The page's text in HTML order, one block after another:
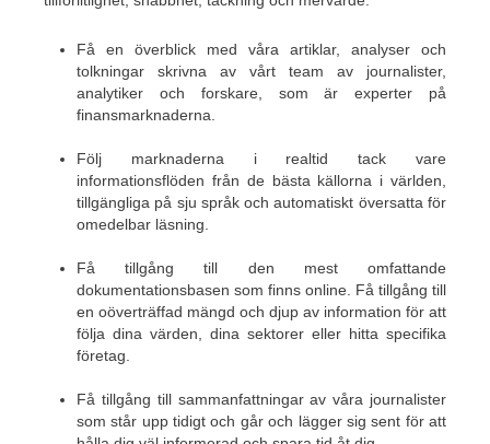
Få en överblick med våra artiklar, analyser och
tolkningar skrivna av vårt team av journalister,
analytiker och forskare, som är experter på
finansmarknaderna.
Följ marknaderna i realtid tack vare
informationsflöden från de bästa källorna i världen,
tillgängliga på sju språk och automatiskt översatta för
omedelbar läsning.
Få tillgång till den mest omfattande
dokumentationsbasen som finns online. Få tillgång till
en oöverträffad mängd och djup av information för att
följa dina värden, dina sektorer eller hitta specifika
företag.
Få tillgång till sammanfattningar av våra journalister
som står upp tidigt och går och lägger sig sent för att